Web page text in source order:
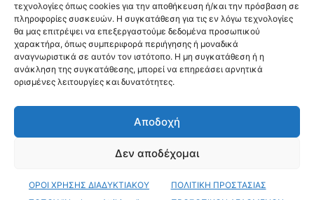
τεχνολογίες όπως cookies για την αποθήκευση ή/και την πρόσβαση σε
πληροφορίες συσκευών. Η συγκατάθεση για τις εν λόγω τεχνολογίες
θα μας επιτρέψει να επεξεργαστούμε δεδομένα προσωπικού
χαρακτήρα, όπως συμπεριφορά περιήγησης ή μοναδικά
αναγνωριστικά σε αυτόν τον ιστότοπο. Η μη συγκατάθεση ή η
ανάκληση της συγκατάθεσης, μπορεί να επηρεάσει αρνητικά
ορισμένες λειτουργίες και δυνατότητες.
Αποδοχή
Δεν αποδέχομαι
ΟΡΟΙ ΧΡΗΣΗΣ ΔΙΑΔΥΚΤΙΑΚΟΥ
ΠΟΛΙΤΙΚΗ ΠΡΟΣΤΑΣΙΑΣ
ΑΚΟΛΟΥΘΗΣΕ ΜΑΣ
Videos Όροι Χρήσης
© Copyright 2026 ΝΕΟΛΟΓΟΣ ΑΤΤΙΚΗΣ • All Rights Reserved •